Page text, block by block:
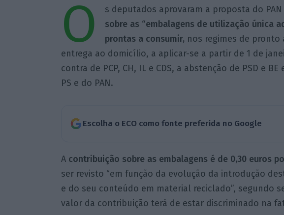
O s deputados aprovaram a proposta do
sobre as “embalagens de utilização única
prontas a consumir, nos regimes de pronto
entrega ao domicílio, a aplicar-se a partir de 1 de
contra de PCP, CH, IL e CDS, a abstenção de PSD e
PS e do PAN.
Escolha o ECO como fonte preferida no Google
Acontribuição sobre as embalagens é de 0,30 euros
ser revisto “em função da evolução da introdução
e do seu conteúdo em material reciclado”, segundo
valor da contribuição terá de estar discriminado na